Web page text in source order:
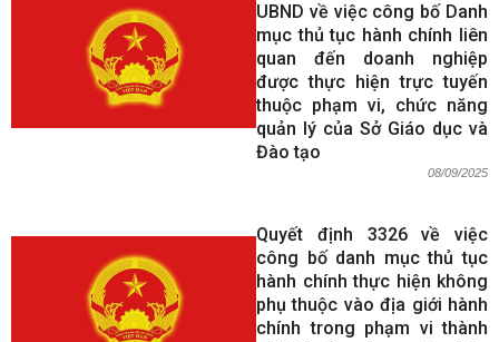
UBND về việc công bố Danh
mục thủ tục hành chính liên
quan đến doanh nghiệp
được thực hiện trực tuyến
thuộc phạm vi, chức năng
quản lý của Sở Giáo dục và
Đào tạo
08/09/2025
Quyết định 3326 về việc
công bố danh mục thủ tục
hành chính thực hiện không
phụ thuộc vào địa giới hành
chính trong phạm vi thành